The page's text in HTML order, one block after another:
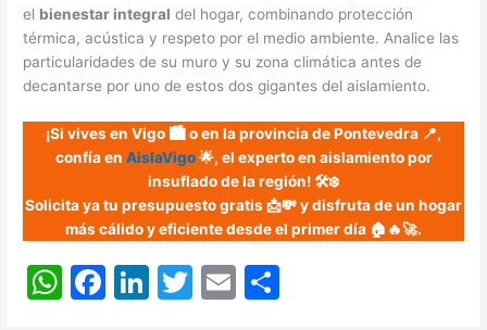
el bienestar integral del hogar, combinando protección
térmica, acústica y respeto por el medio ambiente. Analice las
particularidades de su muro y su zona climática antes de
decantarse por uno de estos dos gigantes del aislamiento.
¡Si vives en Vigo 🏙️ o en la provincia de Pontevedra 📍,
confía en AislaVigo🌟, el experto en aislamiento por
insuflado de la región! 🛠️❄️
Solicita ya tu presupuesto gratis 📩💸 y disfruta de un hogar
más cálido y eficiente desde el primer día 🏠🔥🚀.
W F
Li T
E